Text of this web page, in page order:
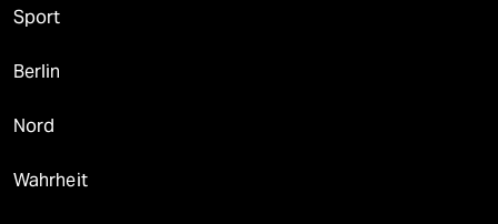
Sport
Berlin
Nord
Wahrheit